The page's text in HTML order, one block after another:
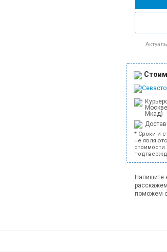
Мкад)
* Сроки и
не
Напишите
поможем